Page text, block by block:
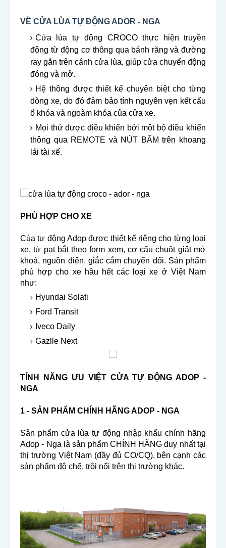
VỀ CỬA LÙA TỰ ĐỘNG ADOR - NGA
Cửa lùa tự động CROCO thực hiện truyền
động từ động cơ thông qua bánh răng và đường
ray gắn trên cánh cửa lùa, giúp cửa chuyển động
đóng và mở.
Hệ thông được thiết kế chuyên biệt cho từng
dòng xe, do đó đảm bảo tính nguyên vẹn kết cấu
ổ khóa và ngoàm khóa của cửa xe.
Mọi thứ được điều khiển bởi một bộ điều khiển
thông qua REMOTE và NÚT BẤM trên khoang
lái tài xế.
PHÙ HỢP CHO XE
Của tự động Adop được thiết kế riêng cho từng loại
xe, từ pat bắt theo form xem, cơ cấu chuột giật mở
khoá, nguồn điện, giắc cắm chuyển đổi. Sản phẩm
phù hợp cho xe hầu hết các loại xe ở Việt Nam
như:
Hyundai Solati
Ford Transit
Iveco Daily
Gazlle Next
TÍNH NĂNG ƯU VIỆT CỬA TỰ ĐỘNG ADOP -
NGA
1 - SẢN PHẨM CHÍNH HÃNG ADOP - NGA
Sản phẩm cửa lùa tự động nhập khẩu chính hãng
Adop - Nga là sản phẩm CHÍNH HÃNG duy nhất tại
thị trường Việt Nam (đầy đủ CO/CQ), bên cạnh các
sản phẩm độ chế, trôi nổi trên thị trường khác.